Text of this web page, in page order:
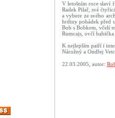
V letošním roce slaví
Radek Pilař, své
a vybere ze svého
hrdiny pohádek před
Bob s Bobkem, včelí
Rumcajs, ovčí
K nejlepším patří i
Nárožný a Ondřej
22.03.2005, autor: